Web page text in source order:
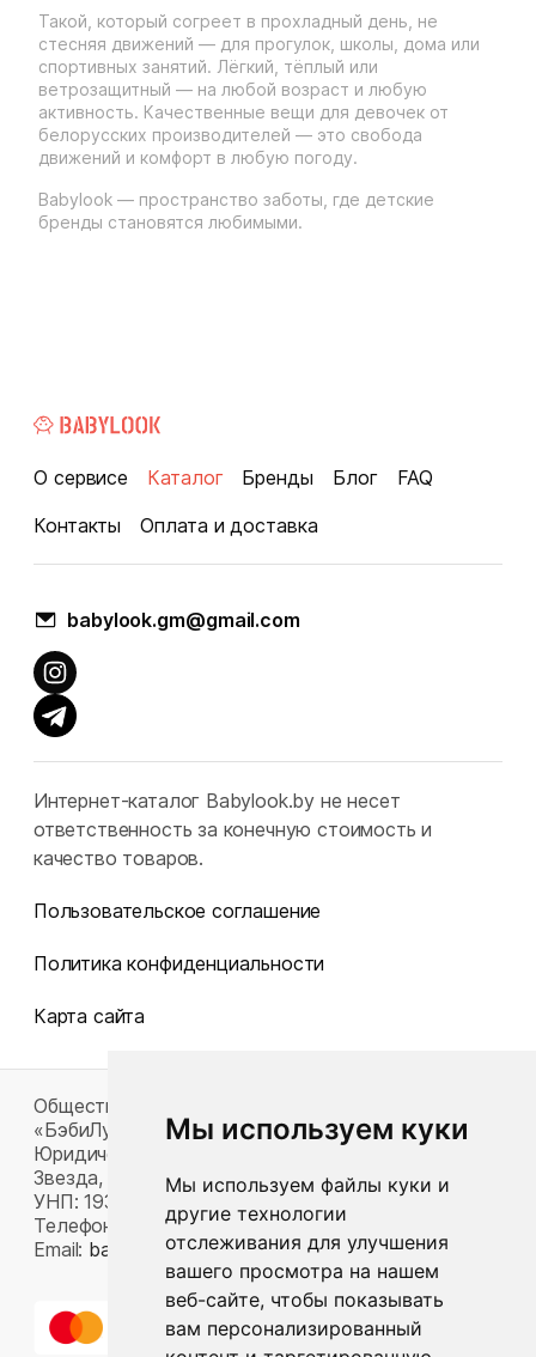
Мы используем куки
Мы используем файлы куки и
другие технологии
отслеживания для улучшения
вашего просмотра на нашем
веб-сайте, чтобы показывать
вам персонализированный
Такой, который согреет в прохладный день, не
стесняя движений — для прогулок, школы, дома или
спортивных занятий. Лёгкий, тёплый или
ветрозащитный — на любой возраст и любую
активность. Качественные вещи для девочек от
белорусских производителей — это свобода
движений и комфорт в любую погоду.
Babylook — пространство заботы, где детские
бренды становятся любимыми.
О сервисе Каталог Бренды Блог
FAQ
Контакты
Оплата и доставка
babylook.gm@gmail.com
Интернет-каталог Babylook.by не несет
ответственность за конечную стоимость и
качество товаров.
Пользовательское соглашение
Политика конфиденциальности
Карта сайта
Общество с ограниченной ответственностью
«БэбиЛук»
Юридический адрес: 220117, г. Минск, пр-т Газеты
Звезда, д. 16, пом. 52
УНП: 193815124
Телефон:
+375 33 392 66 63
Email: babylook.gm@gmail.com .